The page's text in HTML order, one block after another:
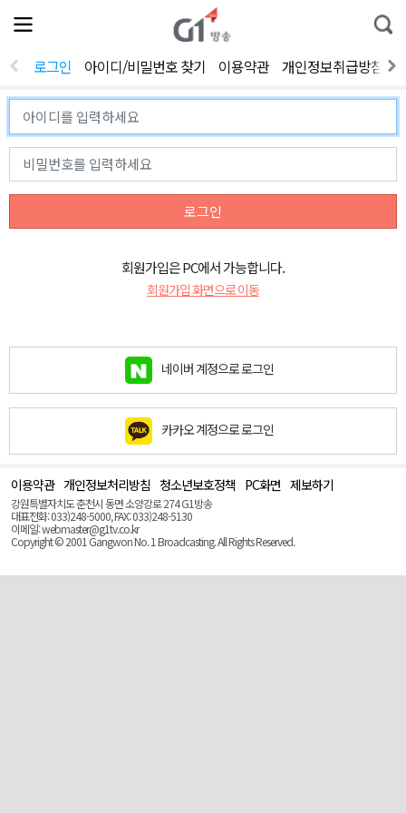
전
체
뉴
열
통
합
색
로그인 아이디/비밀번호 찾기 이용약관 개인정보취급방침
로그인
회원가입은 PC에서 가능합니다.
회원가입 화면으로 이동
네이버 계정으로 로그인
카카오 계정으로 로그인
이용약관 개인정보처리방침 청소년보호정책 PC화면 제보하기
강원특별자치도 춘천시 동면 소양강로 274 G1방송
대표전화: 033)248-5000, FAX: 033)248-5130
이메일: webmaster@g1tv.co.kr
Copyright © 2001 Gangwon No. 1 Broadcasting. All Rights Reserved.